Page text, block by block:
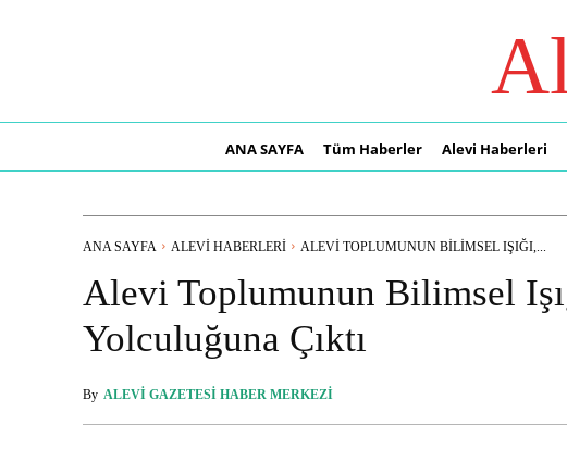
ANA SAYFA Tüm Haberler Alevi Haberleri
ANA SAYFA ALEVI HABERLERI ALEVI TOPLUMUNUN BILIMSEL IŞIĞI,...
Alevi Toplumunun Bilimsel
Yolculuğuna Çıktı
By ALEVI GAZETESI HABER MERKEZI